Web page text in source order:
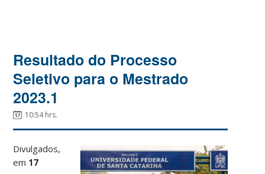
Resultado do Processo
Seletivo para o Mestrado
2023.1
10:54 hrs.
Divulgados,
em 17